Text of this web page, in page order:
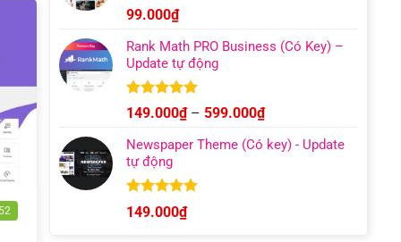
Được xếp
hạng 4.95
5 sao
99.000₫
Rank Math PRO Business (Có Key) –
Update tự động
Được xếp
hạng 5.00
5 sao
149.000₫ – 599.000₫Khoảng
từ
Newspaper Theme (Có key) - Update
tự động
Được xếp
hạng4.92
149.000₫